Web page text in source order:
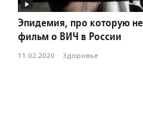
Эпидемия, про которую
фильм о ВИЧ в России
11.02.2020 · Здоровье